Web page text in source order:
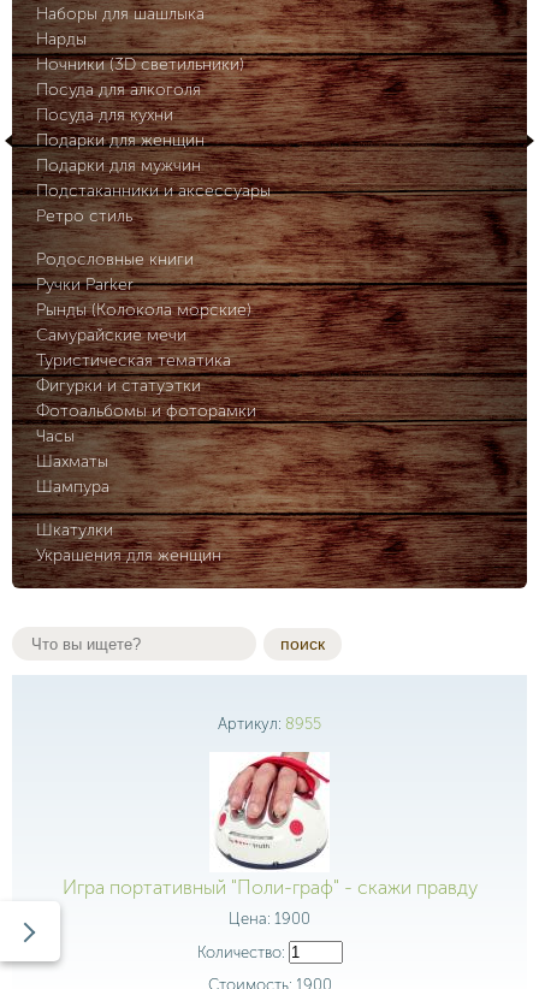
Наборы для шашлыка
Нарды
Ночники (3D светильники)
Посуда для алкоголя
Посуда для кухни
Подарки для женщин
Подарки для мужчин
Подстаканники и аксессуары
Ретро стиль
Родословные книги
Ручки Parker
Рынды (Колокола морские)
Самурайские мечи
Туристическая тематика
Фигурки и статуэтки
Фотоальбомы и фоторамки
Часы
Шахматы
Шампура
Шкатулки
Украшения для женщин
поиск
Артикул: 8955
Игра портативный "Поли-граф" - скажи правду
Цена: 1900
Количество:
Стоимость: 1900